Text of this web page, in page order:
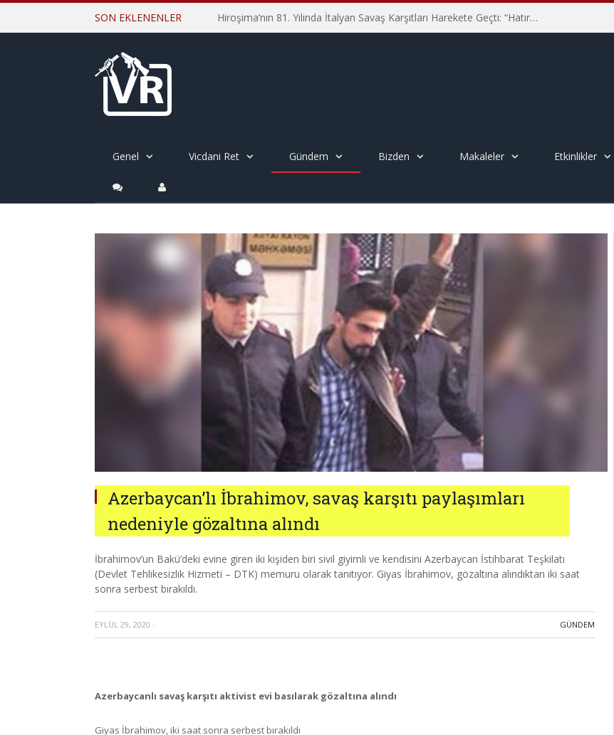
SON EKLENENLER Hiroşima’nın 81. Yılında İtalyan Savaş Karşıtları Harekete Geçti: “Hatırlamak yeterli değil”
Genel Vicdani Ret Gündem Bizden Makaleler Etkinlikler
Azerbaycan’lı İbrahimov, savaş karşıtı paylaşımları
nedeniyle gözaltına alındı
İbrahimov’un Bakü’deki evine giren iki kişiden biri sivil giyimli ve kendisini Azerbaycan İstihbarat Teşkilatı
(Devlet Tehlikesizlik Hizmeti – DTK) memuru olarak tanıtıyor. Giyas İbrahimov, gözaltına alındıktan iki saat
sonra serbest bırakıldı.
EYLÜL 29, 2020 · GÜNDEM
Azerbaycanlı savaş karşıtı aktivist evi basılarak gözaltına alındı
Giyas İbrahimov, iki saat sonra serbest bırakıldı